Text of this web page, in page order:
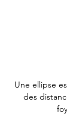
Une ellipse
des